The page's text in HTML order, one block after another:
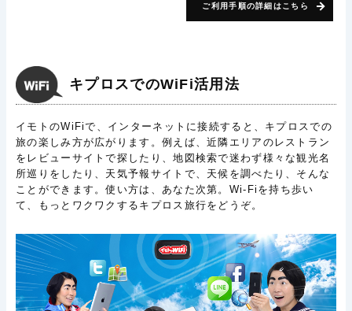
ご利用手順の詳細はこちら
キプロスでのWiFi活用法
イモトのWiFiで、インターネットに接続すると、キプロスでの
旅の楽しみ方が広がります。例えば、近隣エリアのレストラン
をレビューサイトで探したり、地図検索で迷わず様々な観光名
所巡りをしたり、天気予報サイトで、天候を調べたり、そんな
ことができます。使い方は、あなた次第。Wi-Fiを持ち歩い
て、もっとワクワクするキプロス旅行をどうぞ。